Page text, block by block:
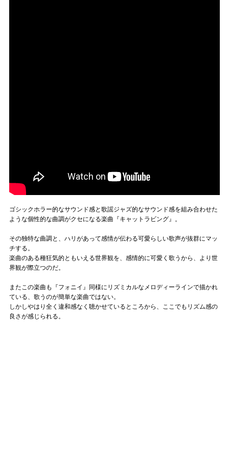
ゴシックホラー的なサウンド感と歌謡ジャズ的なサウンド感を組み合わせた
ような個性的な曲調がクセになる楽曲『キャットラビング』。
その独特な曲調と、ハリがあって感情が伝わる可愛らしい歌声が抜群にマッ
チする。
楽曲のある種狂気的ともいえる世界観を、感情的に可愛く歌うから、より世
界観が際立つのだ。
またこの楽曲も『フォニイ』同様にリズミカルなメロディーラインで描かれ
ている、歌うのが簡単な楽曲ではない。
しかしやはり全く違和感なく聴かせているところから、ここでもリズム感の
良さが感じられる。